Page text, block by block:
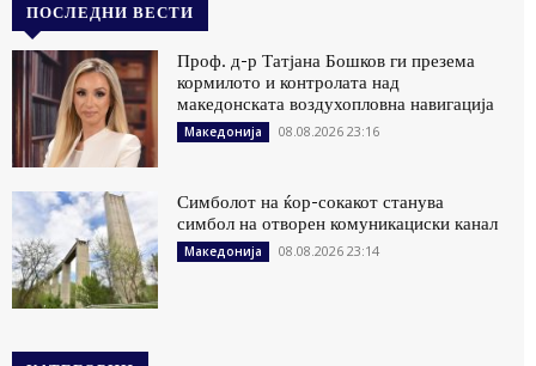
ПОСЛЕДНИ ВЕСТИ
Проф. д-р Татјана Бошков ги презема
кормилото и контролата над
македонската воздухопловна навигација
Македонија 08.08.2026 23:16
Симболот на ќор-сокакот станува
симбол на отворен комуникациски канал
Македонија 08.08.2026 23:14